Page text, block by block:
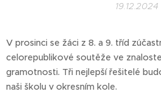
19.12.2024
V prosinci se žáci z 8. a 9. tříd
celorepublikové soutěže ve
gramotnosti. Tři nejlepší řešitelé
naši školu v okresním kole.